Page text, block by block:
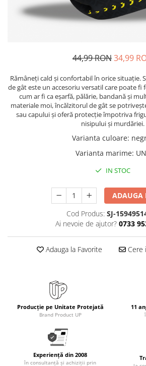
Etichetare si ambalare
Arhivare si depozitare
Pixuri cu gel
Stilouri
Seturi de scris Premium
Instrumente de scris eco
Creioane mecanice si grafit
Carioci si creioane colorate
Rezerve instrumente scris
Tavite documente si suporturi
Ascutitori, radiere, agrafe
Foarfece pentru birou
Produse Antibacteriene
Articole pentru baie
Articole pentru bucatarie
Maturi, mopuri si galeti
Hartie igienica, prosoape hartie si
dispensere
44,99 RON34,99
Rămâneți cald și confortabil în orice situație.
de gât este un accesoriu versatil care poate
cum ar fi ca eșarfă, pălărie, bandană și
materiale moi, încălzitorul de gât se
sau capului și oferă protecție împotriva
nisipului și murdăriei.
Varianta culoare:
Varianta marime:
IN STOC
ADAUGA
Cod Produs: SJ-
Ai nevoie de ajutor? 0733
Adauga la Favorite Cere
Producție pe Unitate Protejată
Brand Product UP
11
Experiență din 2008
în consultanță și achiziții prin